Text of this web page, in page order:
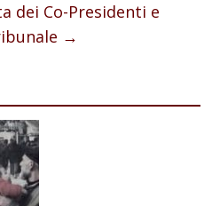
dei Co-Presidenti e
→